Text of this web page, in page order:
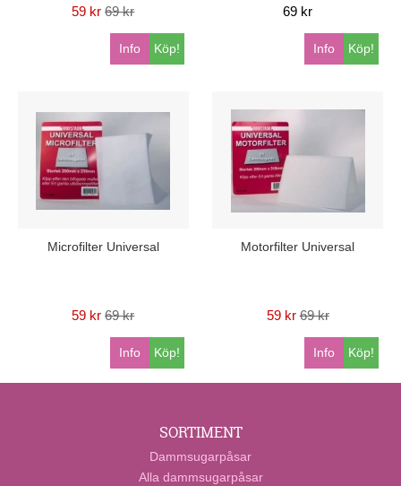
59 kr 69 kr
Köp!
Info
69 kr
Köp!
Info
Microfilter Universal
59 kr 69 kr
Köp!
Info
Motorfilter Universal
59 kr 69 kr
Köp!
Info
SORTIMENT
Dammsugarpåsar
Alla dammsugarpåsar